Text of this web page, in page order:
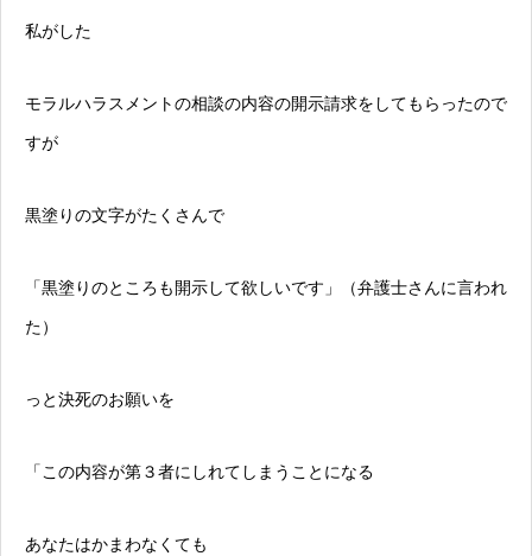
私がした
モラルハラスメントの相談の内容の開示請求をしてもらったので
すが
黒塗りの文字がたくさんで
「黒塗りのところも開示して欲しいです」（弁護士さんに言われ
た）
っと決死のお願いを
「この内容が第３者にしれてしまうことになる
あなたはかまわなくても